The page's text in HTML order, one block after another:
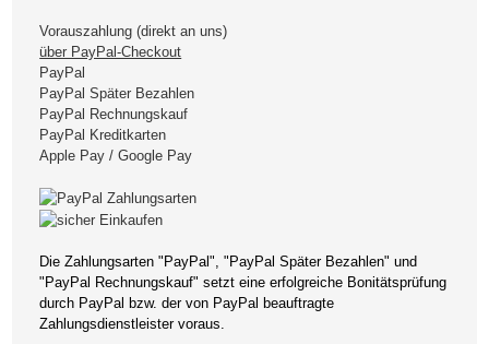
Vorauszahlung (direkt an uns)
über PayPal-Checkout
PayPal
PayPal Später Bezahlen
PayPal Rechnungskauf
PayPal Kreditkarten
Apple Pay / Google Pay
Die Zahlungsarten "PayPal", "PayPal Später Bezahlen" und
"PayPal Rechnungskauf" setzt eine erfolgreiche Bonitätsprüfung
durch PayPal bzw. der von PayPal beauftragte
Zahlungsdienstleister voraus.